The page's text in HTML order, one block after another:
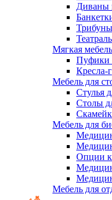
Диваны
Мягкая
Пуфики
Кресла-
Мебель для
Cтулья
Cтолы
Мебель для
Опции
Мебель для